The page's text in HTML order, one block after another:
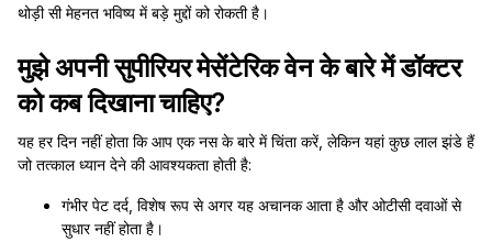
थोड़ी सी मेहनत भविष्य में बड़े मुद्दों को रोकती है।
मुझे अपनी सुपीरियर मेसेंटेरिक वेन के बारे में डॉक्टर
को कब दिखाना चाहिए?
यह हर दिन नहीं होता कि आप एक नस के बारे में चिंता करें, लेकिन यहां कुछ लाल झंडे हैं
जो तत्काल ध्यान देने की आवश्यकता होती है:
गंभीर पेट दर्द, विशेष रूप से अगर यह अचानक आता है और ओटीसी दवाओं से
सुधार नहीं होता है।